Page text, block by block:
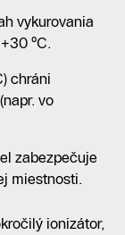
vykurovania
°C.
chráni
vo
zabezpečuje
miestnosti.
ionizátor,